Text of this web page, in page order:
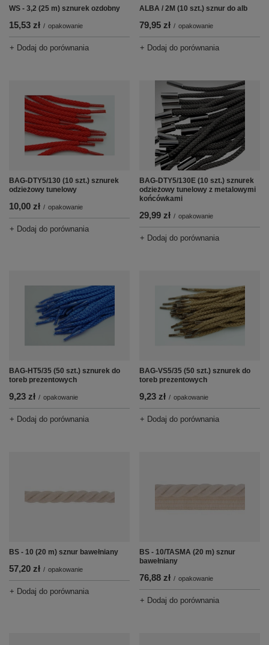
WS - 3,2 (25 m) sznurek ozdobny
15,53 zł / opakowanie
+ Dodaj do porównania
ALBA / 2M (10 szt.) sznur do alb
79,95 zł / opakowanie
+ Dodaj do porównania
BAG-DTY5/130 (10 szt.) sznurek
odzieżowy tunelowy
10,00 zł / opakowanie
+ Dodaj do porównania
BAG-DTY5/130E (10 szt.) sznurek
odzieżowy tunelowy z metalowymi
końcówkami
29,99 zł / opakowanie
+ Dodaj do porównania
BAG-HT5/35 (50 szt.) sznurek do
toreb prezentowych
9,23 zł / opakowanie
+ Dodaj do porównania
BAG-VS5/35 (50 szt.) sznurek do
toreb prezentowych
9,23 zł / opakowanie
+ Dodaj do porównania
BS - 10 (20 m) sznur bawełniany
57,20 zł / opakowanie
+ Dodaj do porównania
BS - 10/TASMA (20 m) sznur
bawełniany
76,88 zł / opakowanie
+ Dodaj do porównania